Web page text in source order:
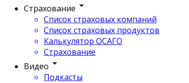
Страхование
Список страховых компаний
Список страховых продуктов
Калькулятор ОСАГО
Страхование
Видео
Подкасты